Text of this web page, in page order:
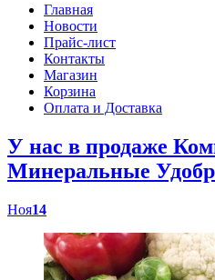
Главная
Новости
Прайс-лист
Контакты
Магазин
Корзина
Оплата и Доставка
У нас в продаже
Минеральные
Ноя14